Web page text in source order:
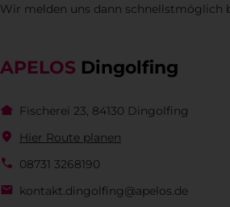
Wir melden uns dann schnellstmöglich
APELOS Dingolfing
Fischerei 23, 84130 Dingolfing
Hier Route planen
08731 3268190
kontakt.dingolfing@apelos.de